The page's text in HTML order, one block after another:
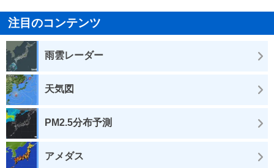
注目のコンテンツ
雨雲レーダー
天気図
PM2.5分布予測
アメダス